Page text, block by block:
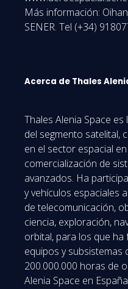
Más información:
SENER. Tel (+34)
Acerca de Thales
Thales Alenia Space
del segmento satelital,
en el sector espacial
comercialización de
avanzados. Ha
y vehículos espaciales
de telecomunicación,
ciencia, exploración,
orbital, para los que
equipos y subsistemas
200.000.000 horas de
Alenia Space en